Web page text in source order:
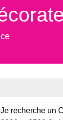
Je recherche un